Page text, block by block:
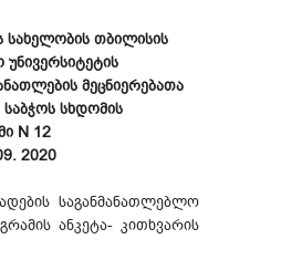
სახელობის თბილისის
მეცნიერებათა
სხდომის
N 12
2020
საგანმანათლებლო
ანკეტა- კითხვარის